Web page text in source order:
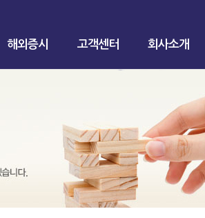
해외증시 고객센터 회사소개